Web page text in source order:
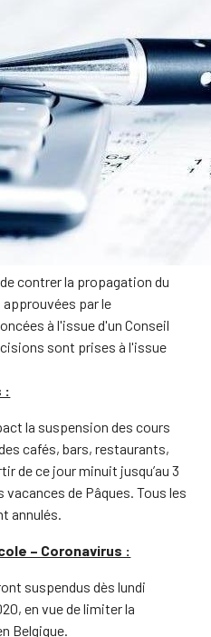
contrer la propagation du
par le
à l'issue d'un Conseil
sont prises à l'issue
:
la suspension des cours
cafés, bars, restaurants,
de ce jour minuit jusqu’au 3
de Pâques. Tous les
annulés.
– Coronavirus :
suspendus dès lundi
en vue de limiter la
Belgique.